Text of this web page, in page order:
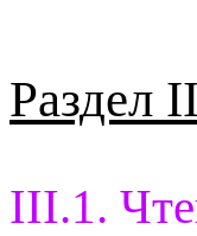
Раздел
III.1.